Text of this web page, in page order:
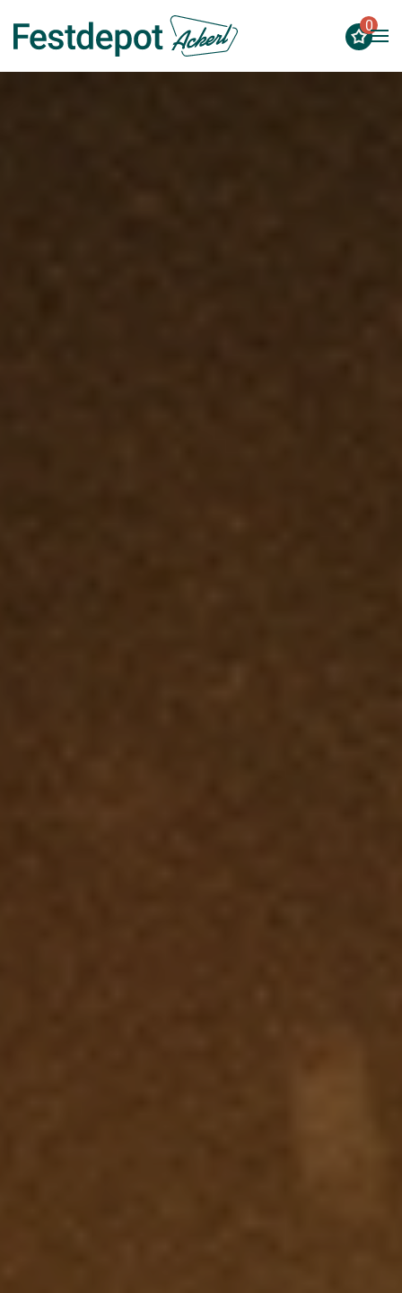
Zum Hauptinhalt springen
0